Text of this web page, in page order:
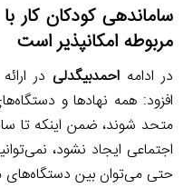
ساماندهی کودکان کار
مربوطه امکانپذیر است
در ادامه احمدبیگدلی در
افزود: همه نهادها و
متحد شوند، ضمن اینکه تا
اجتماعی ایجاد نشود،
حتی می‌توان بین دستگاه‌های